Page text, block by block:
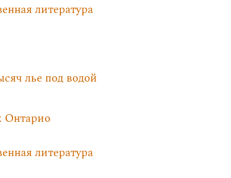
литература
лье под водой
Онтарио
литература